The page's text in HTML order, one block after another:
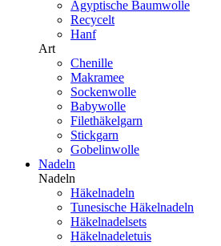
Ägyptische Baumwolle
Recycelt
Hanf
Art
Chenille
Makramee
Sockenwolle
Babywolle
Filethäkelgarn
Stickgarn
Gobelinwolle
Nadeln
Nadeln
Häkelnadeln
Tunesische Häkelnadeln
Häkelnadelsets
Häkelnadeletuis